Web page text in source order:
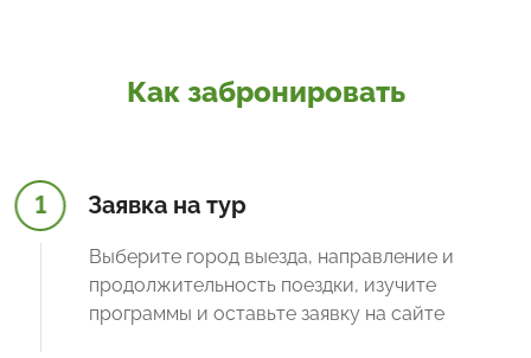
Как забронировать
1 Заявка на тур
Выберите город выезда, направление и
продолжительность поездки, изучите
программы и оставьте заявку на сайте